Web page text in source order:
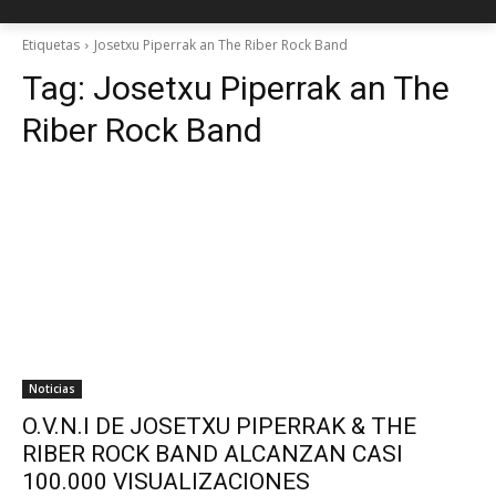
Etiquetas Josetxu Piperrak an The Riber Rock Band
Tag: Josetxu Piperrak an The
Riber Rock Band
Noticias
O.V.N.I DE JOSETXU PIPERRAK & THE
RIBER ROCK BAND ALCANZAN CASI
100.000 VISUALIZACIONES